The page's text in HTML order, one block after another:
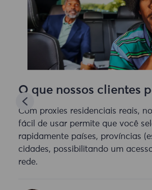
O que nossos clientes
Com proxies residenciais reais,
fácil de usar permite que você
rapidamente países, províncias
cidades, possibilitando um
rede.